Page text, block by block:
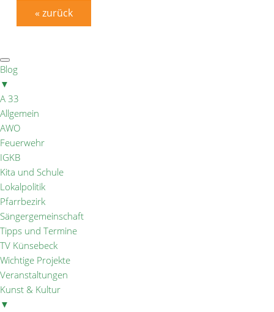
« zurück
Blog
▼
A 33
Allgemein
AWO
Feuerwehr
IGKB
Kita und Schule
Lokalpolitik
Pfarrbezirk
Sängergemeinschaft
Tipps und Termine
TV Künsebeck
Wichtige Projekte
Veranstaltungen
Kunst & Kultur
▼